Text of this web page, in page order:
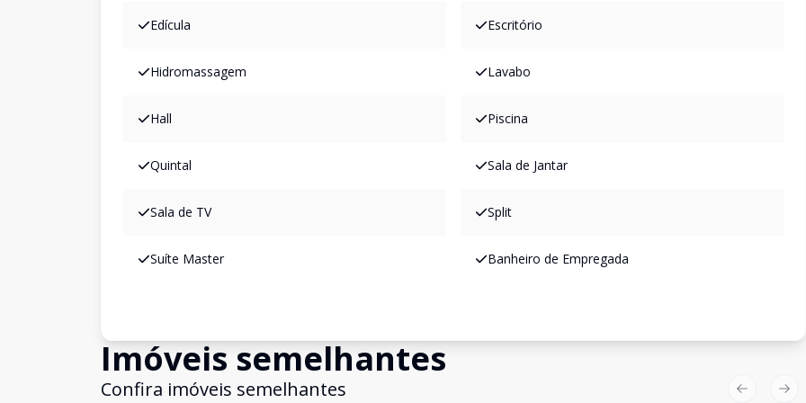
Edícula Escritório
Hidromassagem Lavabo
Hall Piscina
Quintal Sala de Jantar
Sala de TV Split
Suíte Master Banheiro de Empregada
Imóveis semelhantes
Confira imóveis semelhantes Previous